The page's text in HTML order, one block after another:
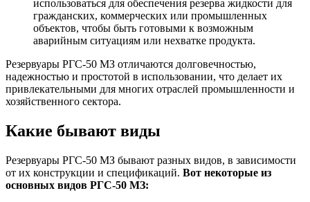
использоваться для обеспечения резерва жидкости для
гражданских, коммерческих или промышленных
объектов, чтобы быть готовыми к возможным
аварийным ситуациям или нехватке продукта.
Резервуары РГС-50 МЗ отличаются долговечностью,
надежностью и простотой в использовании, что делает их
привлекательными для многих отраслей промышленности и
хозяйственного сектора.
Какие бывают виды
Резервуары РГС-50 МЗ бывают разных видов, в зависимости
от их конструкции и спецификаций. Вот некоторые из
основных видов РГС-50 МЗ: